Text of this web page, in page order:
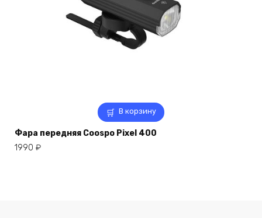
В корзину
Фара передняя Coospo Pixel 400
1990 ₽